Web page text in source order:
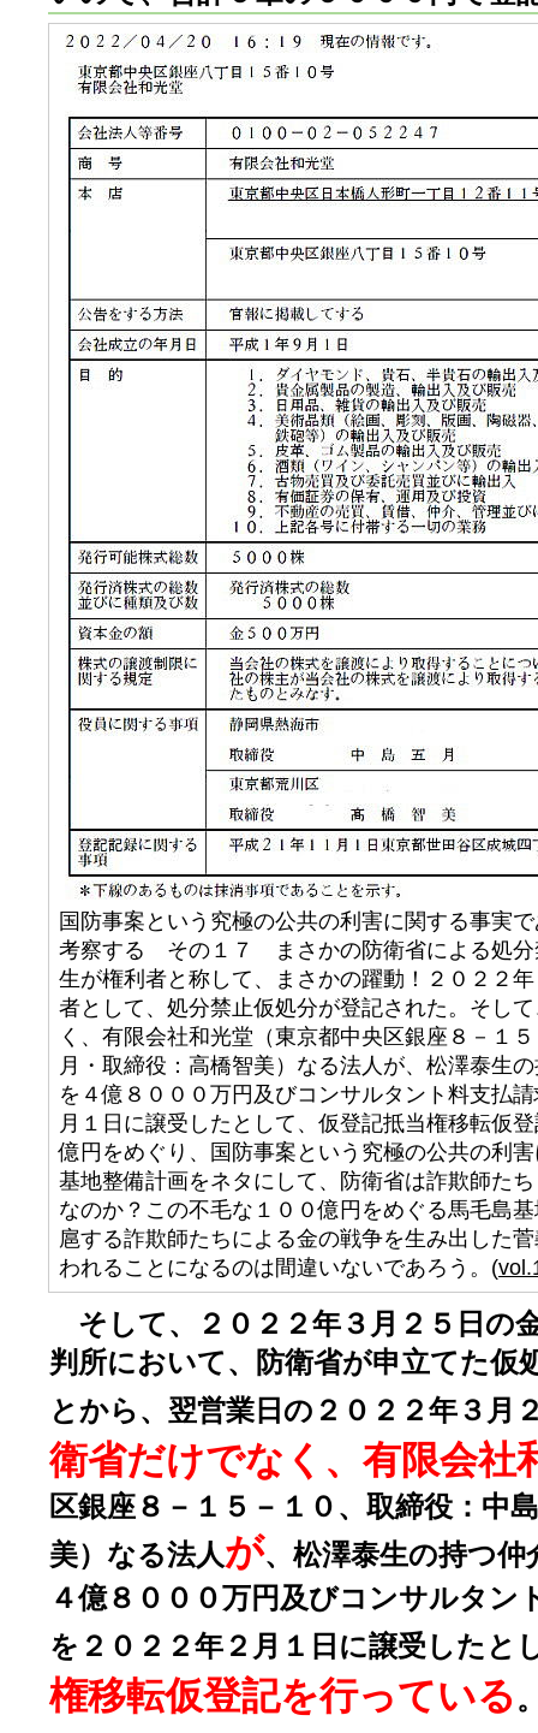
国防事案という究極の公共の利害に関する事実
考察する その１７ まさかの防衛省による処分
生が権利者と称して、まさかの躍動！２０２２
者として、処分禁止仮処分が登記された。そし
く、有限会社和光堂（東京都中央区銀座８－１
月・取締役：高橋智美）なる法人が、松澤泰生
を４億８０００万円及びコンサルタント料支払
月１日に譲受したとして、仮登記抵当権移転仮
億円をめぐり、国防事案という究極の公共の利
基地整備計画をネタにして、防衛省は詐欺師た
なのか？この不毛な１００億円をめぐる馬毛島
扈する詐欺師たちによる金の戦争を生み出した
われることになるのは間違いないであろう。(
そして、２０２２年３月２５日の
判所において、防衛省が申立てた仮
とから、翌営業日の２０２２年３月
衛省だけでなく、有限会社
区銀座８－１５－１０、取締役：中
美）なる法人が、松澤泰生の持つ仲
４億８０００万円及びコンサルタン
を２０２２年２月１日に譲受したと
権移転仮登記を行っている